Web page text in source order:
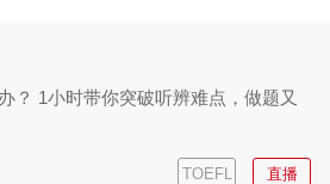
？ 1小时带你突破听辨难点，做题又
TOEFL 直播